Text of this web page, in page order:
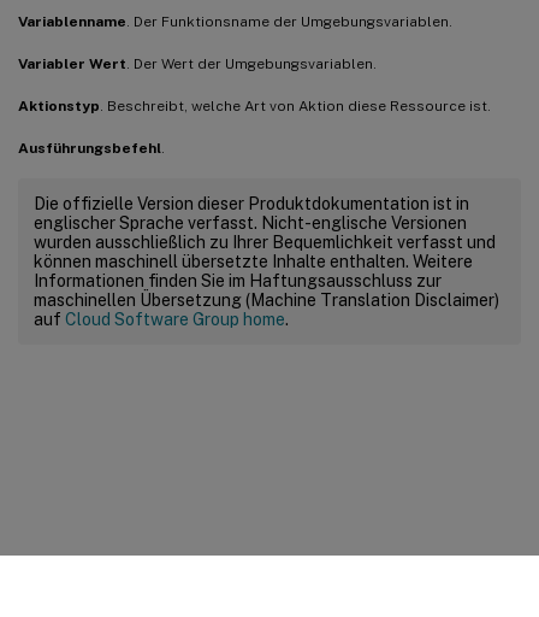
Variablenname . Der Funktionsname der Umgebungsvariablen.
Variabler Wert . Der Wert der Umgebungsvariablen.
Aktionstyp . Beschreibt, welche Art von Aktion diese Ressource ist.
Ausführungsbefehl
Die offizielle Version dieser Produktdokumentation ist in
englischer Sprache verfasst. Nicht-englische Versionen
wurden ausschließlich zu Ihrer Bequemlichkeit verfasst und
können maschinell übersetzte Inhalte enthalten. Weitere
Informationen finden Sie im Haftungsausschluss zur
maschinellen Übersetzung (Machine Translation Disclaimer)
auf Cloud Software Group home.